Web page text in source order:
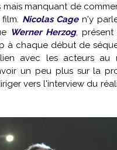
mais manquant de
Nicolas Cagen'y
Werner Herzog, présent
à chaque début de
avec les acteurs au
un peu plus sur la
vers l'interview du